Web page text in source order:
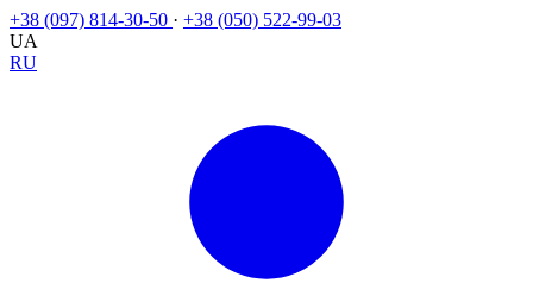
+38 (097) 814-30-50 · +38 (050) 522-99-03
UA
RU